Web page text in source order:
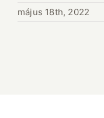
május 18th, 2022